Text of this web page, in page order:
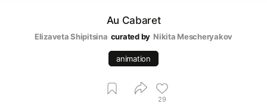
Au Cabaret
Elizaveta Shipitsina curated by Nikita Mescheryakov
animation
29